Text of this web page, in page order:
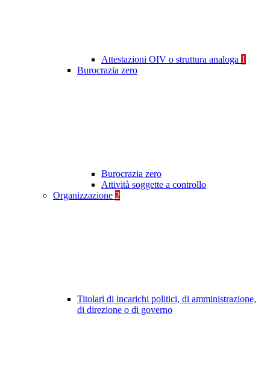
Attestazioni OIV o struttura analoga 1
Burocrazia zero
Burocrazia zero
Attività soggette a controllo
Organizzazione 2
Titolari di incarichi politici, di amministrazione,
di direzione o di governo